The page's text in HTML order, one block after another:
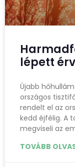
lépett
Újabb
országos
rendelt el az
kedd éjfélig. A
megviseli az
TOVÁBB